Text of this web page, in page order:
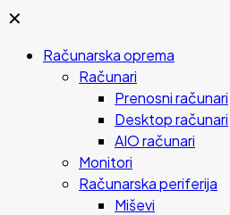
✕
Računarska oprema
Računari
Prenosni računari
Desktop računari
AIO računari
Monitori
Računarska periferija
Miševi